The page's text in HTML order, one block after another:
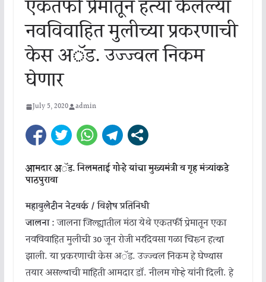
एकतर्फी प्रेमातून हत्या केलेल्या
नवविवाहित मुलीच्या प्रकरणाची
केस अॅड. उज्ज्वल निकम
घेणार
July 5, 2020 admin
आमदार अॅड. निलमताई गोऱ्हे यांचा मुख्यमंत्री व गृह मंत्र्यांकडे
पाठपुरावा
महाबुलेटीन नेटवर्क / विशेष प्रतिनिधी
जालना :जालना जिल्ह्यातील मंठा येथे एकतर्फी प्रेमातून एका
नवविवाहित मुलीची 30 जून रोजी भरदिवसा गळा चिरून हत्या
झाली. या प्रकरणाची केस अॅड. उज्ज्वल निकम हे घेण्यास
तयार असल्याची माहिती आमदार डॉ. नीलम गोऱ्हे यांनी दिली. हे